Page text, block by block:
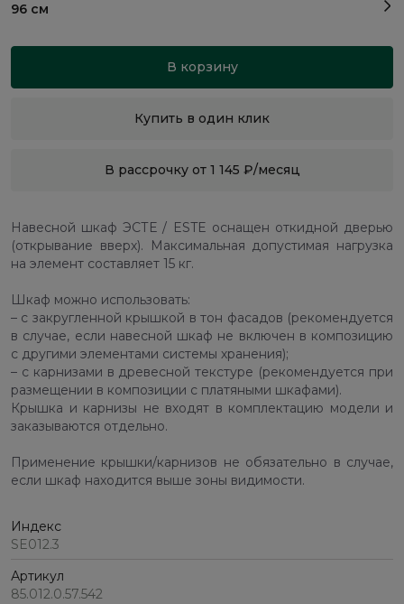
96 см
В корзину
Купить в один клик
В рассрочку от 1 145 ₽/месяц
Навесной шкаф ЭСТЕ / ESTE оснащен откидной дверью
(открывание вверх). Максимальная допустимая нагрузка
на элемент составляет 15 кг.
Шкаф можно использовать:
– с закругленной крышкой в тон фасадов (рекомендуется
в случае, если навесной шкаф не включен в композицию
с другими элементами системы хранения);
– с карнизами в древесной текстуре (рекомендуется при
размещении в композиции с платяными шкафами).
Крышка и карнизы не входят в комплектацию модели и
заказываются отдельно.
Применение крышки/карнизов не обязательно в случае,
если шкаф находится выше зоны видимости.
Индекс
SE012.3
Артикул
85.012.0.57.542